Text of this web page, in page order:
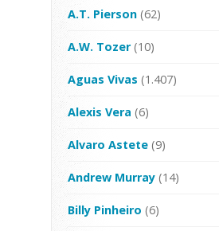
A.T. Pierson (62)
A.W. Tozer(10)
Aguas Vivas (1.407)
Alexis Vera (6)
Alvaro Astete (9)
Andrew Murray (14)
Billy Pinheiro (6)